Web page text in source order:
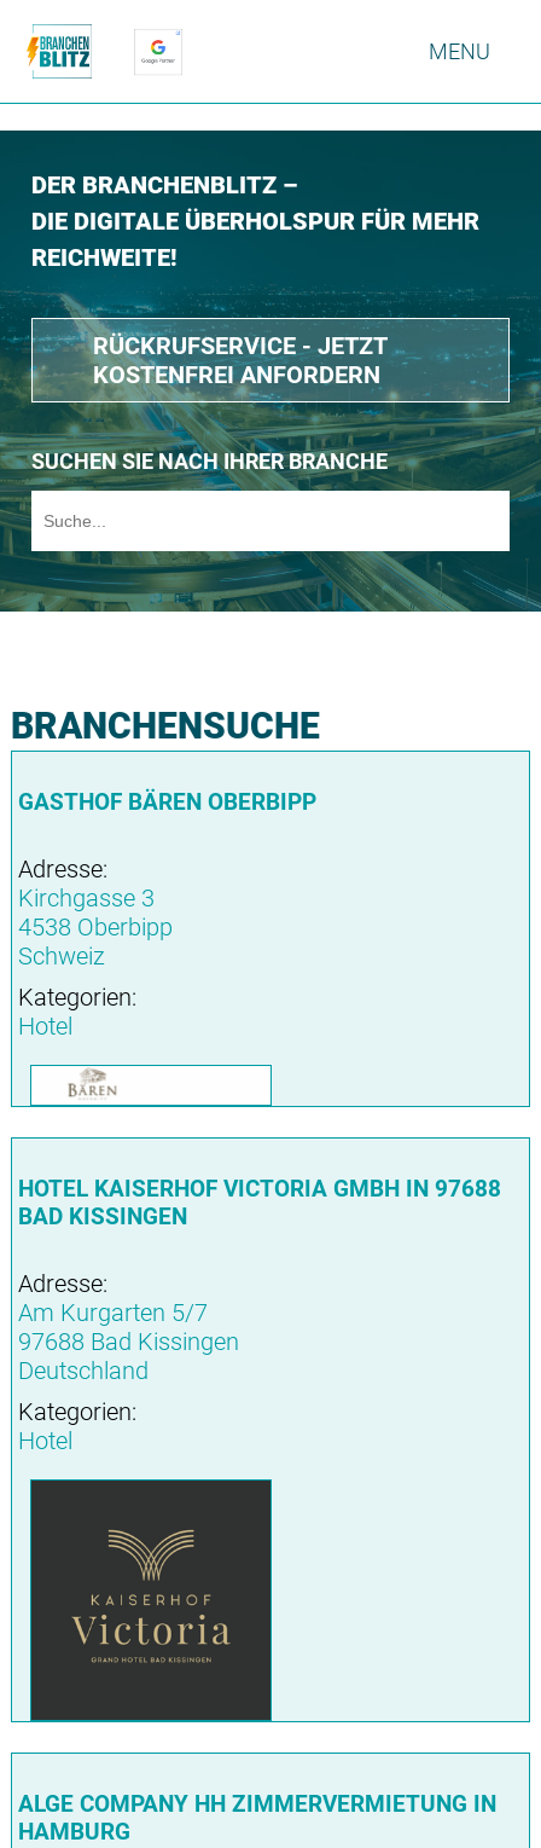
MENU
DER BRANCHENBLITZ –
DIE DIGITALE ÜBERHOLSPUR FÜR MEHR
REICHWEITE!
RÜCKRUFSERVICE - JETZT
KOSTENFREI ANFORDERN
SUCHEN SIE NACH IHRER BRANCHE
BRANCHENSUCHE
GASTHOF BÄREN OBERBIPP
Adresse:
Kirchgasse 3
4538 Oberbipp
Schweiz
Kategorien:
Hotel
HOTEL KAISERHOF VICTORIA GMBH IN 97688
BAD KISSINGEN
Adresse:
Am Kurgarten 5/7
97688 Bad Kissingen
Deutschland
Kategorien:
Hotel
ALGE COMPANY HH ZIMMERVERMIETUNG IN
HAMBURG